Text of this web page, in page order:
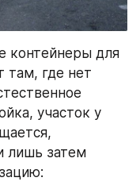
контейнеры для
там, где нет
участок у
лишь затем